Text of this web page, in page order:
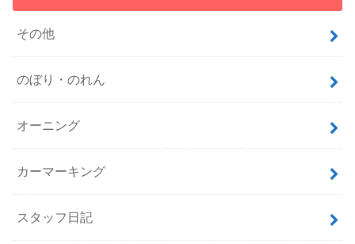
その他
のぼり・のれん
オーニング
カーマーキング
スタッフ日記